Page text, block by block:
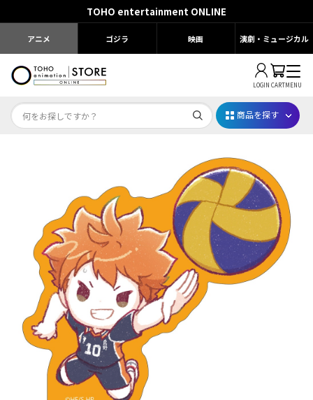
TOHO entertainment ONLINE
アニメ ゴジラ 映画 演劇・ミュージカル
LOGIN CARTMENU
映画ちいかわ
じゅじゅフェス 2026
薬屋のひとりごと 夏の園遊会2026
名探偵コナン
アニメ『僕のヒーローアカデミア』10周年
ハイキュー!!ジャージ＆ユニフォーム
商品を探す